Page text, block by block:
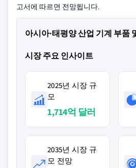
고서에 따르면 전망됩니다.
아시아·태평양 산업 기계 부품
시장 주요 인사이트
2025년 시장 규
모
1,714억 달러
2035년 시장 규
모 전망